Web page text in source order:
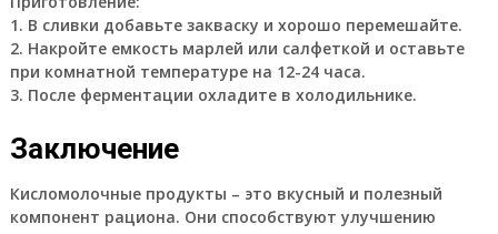
1. В сливки добавьте закваску и хорошо перемешайте.
2. Накройте емкость марлей или салфеткой и оставьте
при комнатной температуре на 12-24 часа.
3. После ферментации охладите в холодильнике.
Заключение
Кисломолочные продукты – это вкусный и полезный
компонент рациона. Они способствуют улучшению